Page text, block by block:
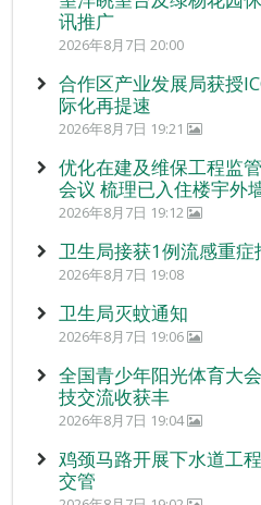
讯推广
2026年8月7日 20:00
合作区产业发展局获授
际化再提速
2026年8月7日 19:21
优化在建及维保工程监
会议 梳理已入住楼宇外
2026年8月7日 19:12
卫生局接获1例流感重症
2026年8月7日 19:08
卫生局灭蚊通知
2026年8月7日 19:06
全国青少年阳光体育大
技交流收获丰
2026年8月7日 19:04
鸡颈马路开展下水道工
交管